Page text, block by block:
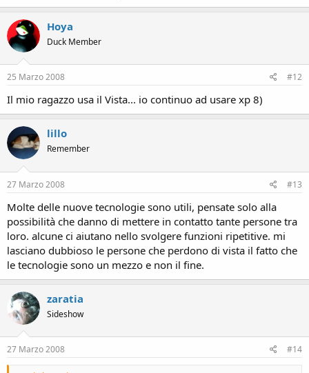
Hoya
Duck Member
25 Marzo 2008 #12
Il mio ragazzo usa il Vista... io continuo ad usare xp 8)
lillo
Remember
27 Marzo 2008 #13
Molte delle nuove tecnologie sono utili, pensate solo alla
possibilità che danno di mettere in contatto tante persone tra
loro. alcune ci aiutano nello svolgere funzioni ripetitive. mi
lasciano dubbioso le persone che perdono di vista il fatto che
le tecnologie sono un mezzo e non il fine.
zaratia
Sideshow
27 Marzo 2008 #14